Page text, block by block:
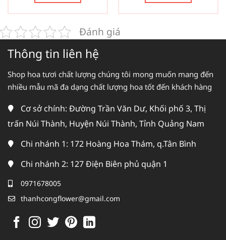
Đánh giá
Thông tin liên hệ
Shop hoa tươi chất lượng chúng tôi mong muốn mang đến
nhiều mẫu mã đa dạng chất lượng hoa tốt đến khách hàng
Cơ sở chính: Đường Trần Văn Dư, Khối phố 3, Thị
trấn Núi Thành, Huyện Núi Thành, Tỉnh Quảng Nam
Chi nhánh 1: 172 Hoàng Hoa Thám, q.Tân Bình
Chi nhánh 2: 127 Điện Biên phủ quận 1
0971678005
thanhcongflower@gmail.com